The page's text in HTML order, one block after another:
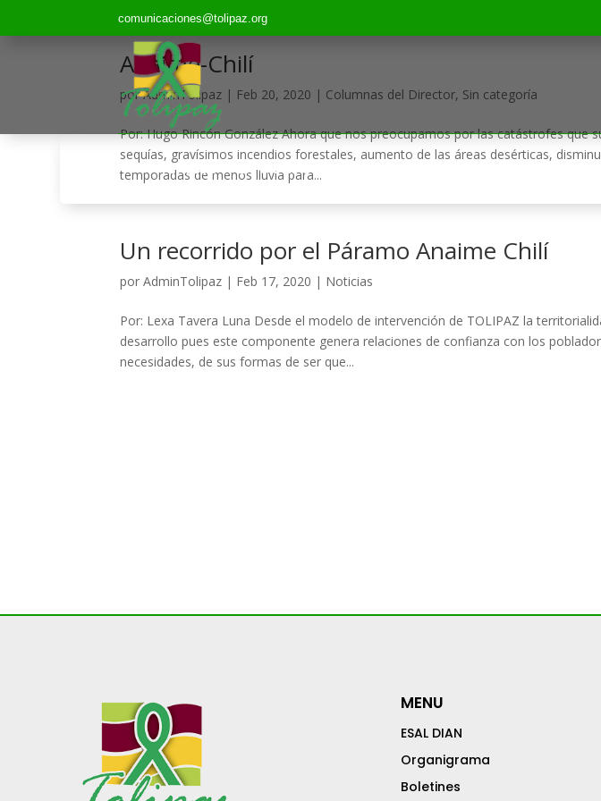
comunicaciones@tolipaz.org
INICIO LA CORPORACIÓN
Anaime-Chilí
porAdminTolipaz | Feb 20, 2020 | Columnas del Director, Sin categoría
Por: Hugo Rincón González Ahora que nos preocupamos por las catástrofes que
sequías, gravísimos incendios forestales, aumento de las áreas desérticas,
temporadas de menos lluvia para...
Un recorrido por el Páramo Anaime Chilí
porAdminTolipaz | Feb 17, 2020 | Noticias
Por: Lexa Tavera Luna Desde el modelo de intervención de TOLIPAZ la
desarrollo pues este componente genera relaciones de confianza con los
necesidades, de sus formas de ser que...
MENU
ESAL DIAN
Organigrama
Boletines